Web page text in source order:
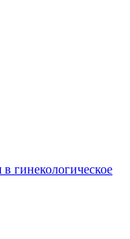
гинекологическое